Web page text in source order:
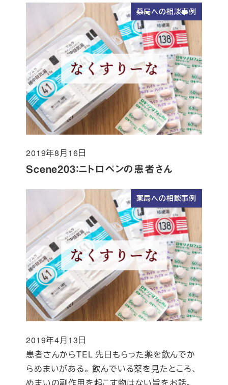
薬局への相談事例
Scene203：ニトロペンの患者さん
投稿日
2019年8月16日
薬局への相談事例
患者さんからTEL 先日もらった薬を飲んでか
らめまいがある。 飲んでいる薬を見たところ、
めまいの副作用を起こす物はない旨をお話。
投稿日
2019年4月13日